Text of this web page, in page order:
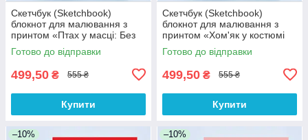
Скетчбук (Sketchbook)
блокнот для малювання з
принтом «Птах у масці: Без
паніки»
Готово до відправки
499,50 ₴ 555 ₴
Купити
Скетчбук (Sketchbook)
блокнот для малювання з
принтом «Хом'як у костюмі
єдинорога: А мене
намалюєш?»
Готово до відправки
499,50 ₴ 555 ₴
Купити
–10% –10%